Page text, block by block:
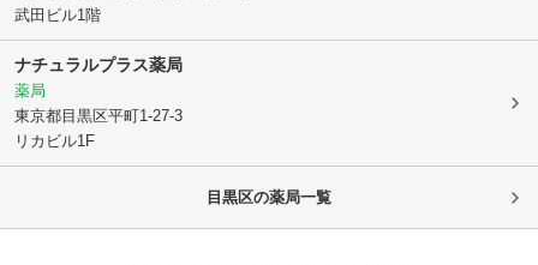
武田ビル1階
ナチュラルプラス薬局
薬局
東京都目黒区平町1-27-3
リカビル1F
目黒区の薬局一覧